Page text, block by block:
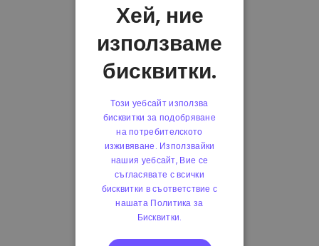
Хей, ние
използваме
бисквитки.
Този уебсайт използва
бисквитки за подобряване
на потребителското
изживяване. Използвайки
нашия уебсайт, Вие се
съгласявате с всички
бисквитки в съответствие с
нашата Политика за
Бисквитки.